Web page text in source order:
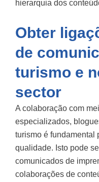
hierarquia dos
Obter
de
turismo e
sector
A colaboração com
especializados,
turismo é fundamental
qualidade. Isto pode
comunicados de
colaborações de